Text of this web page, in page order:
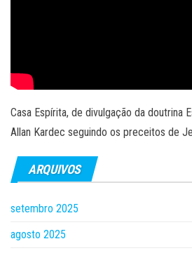
Casa Espírita, de divulgação da doutrina
Allan Kardec seguindo os preceitos de
ARQUIVOS
setembro 2025
agosto 2025